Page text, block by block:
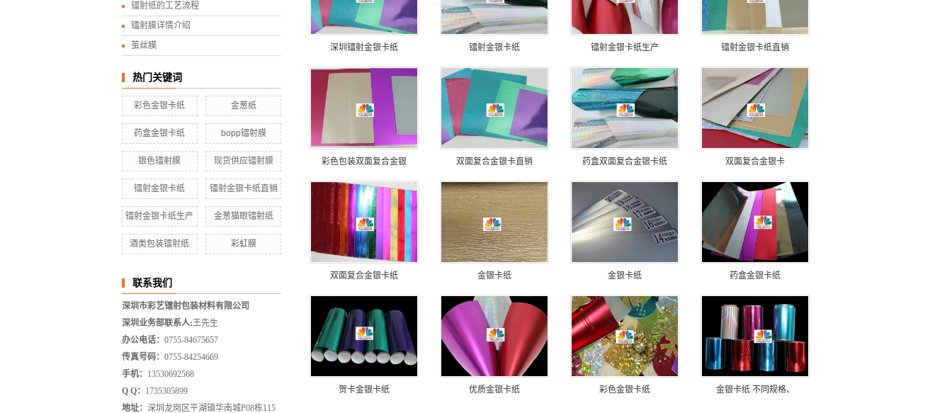
镭射纸的工艺流程
镭射膜详情介绍
茧丝膜
热门关键词
彩色金银卡纸 金葱纸
药盒金银卡纸 bopp镭射膜
银色镭射膜 现货供应镭射膜
镭射金银卡纸 镭射金银卡纸直销
镭射金银卡纸生产 金葱猫眼镭射纸
酒类包装镭射纸 彩虹膜
联系我们
深圳市彩艺镭射包装材料有限公司
深圳业务部联系人:王先生
办公电话： 0755-84675657
传真号码： 0755-84254669
手机： 13530692568
Q Q： 1735305899
地址： 深圳龙岗区平湖镇华南城P08栋115
深圳镭射金银卡纸 镭射金银卡纸 镭射金银卡纸生产 镭射金银卡纸直销
彩色包装双面复合金银 双面复合金银卡直销 药盒双面复合金银卡纸 双面复合金银卡
双面复合金银卡纸 金银卡纸 金银卡纸 药盒金银卡纸
贺卡金银卡纸 优质金银卡纸 彩色金银卡纸 金银卡纸 不同规格、